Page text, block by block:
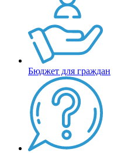
Бюджет для граждан